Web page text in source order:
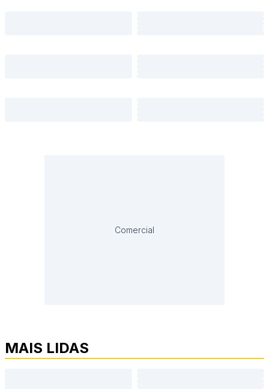
Comercial
MAIS LIDAS